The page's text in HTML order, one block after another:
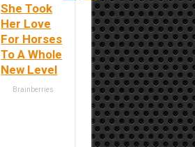
She Took
Her Love
For Horses
To A Whole
New Level
Brainberries